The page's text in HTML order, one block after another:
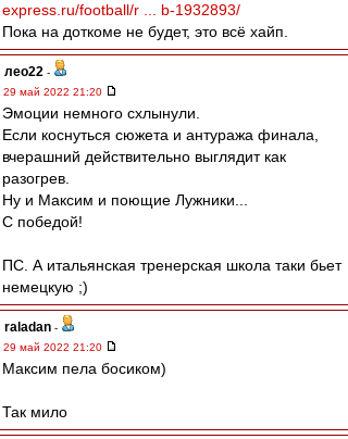
express.ru/football/r ... b-1932893/
Пока на доткоме не будет, это всё хайп.
лео22 -
29 май 2022 21:20
Эмоции немного схлынули.
Если коснуться сюжета и антуража финала,
вчерашний действительно выглядит как
разогрев.
Ну и Максим и поющие Лужники...
С победой!
ПС. А итальянская тренерская школа таки бьет
немецкую ;)
raladan -
29 май 2022 21:20
Максим пела босиком)
Так мило